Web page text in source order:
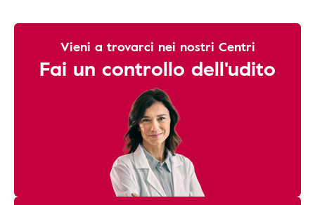
Vieni a trovarci nei nostri Centri
Fai un controllo dell'udito